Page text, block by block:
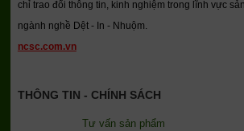
chỉ trao đổi thông tin, kinh nghiệm trong lĩnh vực
ngành nghề Dệt - In - Nhuộm.
ncsc.com.vn
THÔNG TIN - CHÍNH SÁCH
Tư vấn sản phẩm